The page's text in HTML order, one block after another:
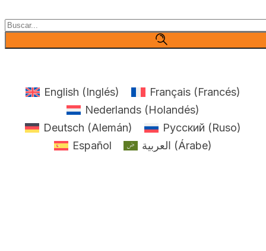
Buscar
English (Inglés) Français (Francés)
Nederlands (Holandés)
Deutsch (Alemán) Русский (Ruso)
Español
العربية (Árabe)